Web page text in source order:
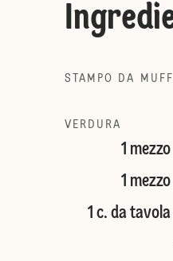
STAMPO DA
VERDURA
1 mezzo
1 mezzo
1 c. da tavola